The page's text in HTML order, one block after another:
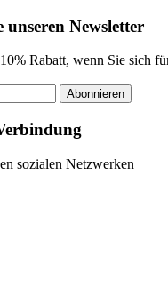
unseren Newsletter
Rabatt, wenn Sie sich
Abonnieren
sozialen Netzwerken